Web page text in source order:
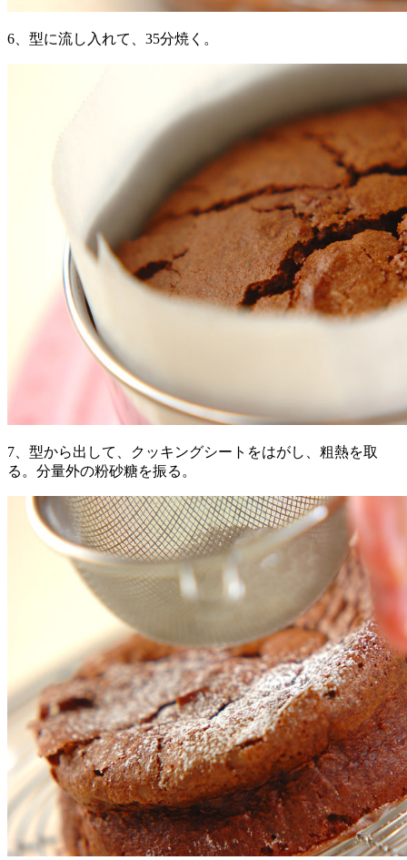
6、型に流し入れて、35分焼く。
7、型から出して、クッキングシートをはがし、粗熱を取
る。分量外の粉砂糖を振る。